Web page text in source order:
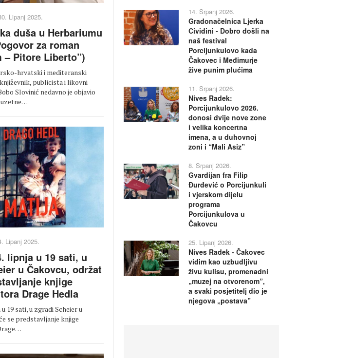
Lipanj 2025.
duša u Herbariumu
za roman
– Pitore Liberto”)
hrvatski i mediteranski
publicista i likovni
Slovinić nedavno je objavio
Lipanj 2025.
lipnja u 19 sati, u
u Čakovcu, održat
knjige
Drage Hedla
19 sati, u zgradi Scheier u
se predstavljanje knjige
14. Srpanj 2026.
Gradonačelnica Ljerka
Cividini - Dobro došli na
naš festival
Porcijunkulovo kada
Čakovec i Međimurje
žive punim plućima
11. Srpanj 2026.
Nives Radek:
Porcijunkulovo 2026.
donosi dvije nove zone
i velika koncertna
imena, a u duhovnoj
zoni i “Mali Asiz”
8. Srpanj 2026.
Gvardijan fra Filip
Đurđević o Porcijunkuli
i vjerskom dijelu
programa
Porcijunkulova u
Čakovcu
25. Lipanj 2026.
Nives Radek - Čakovec
vidim kao uzbudljivu
živu kulisu, promenadni
„muzej na otvorenom”,
a svaki posjetitelj dio je
njegova „postava”